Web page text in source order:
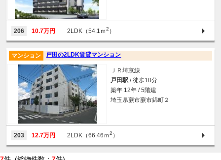
206 10.7万円 2LDK（54.1ｍ2 ）
戸田の2LDK賃貸マンション
マンション
ＪＲ埼京線
戸田駅 / 徒歩10分
築年 12年 / 5階建
埼玉県蕨市蕨市錦町２
203 12.7万円 2LDK（66.46ｍ2 ）